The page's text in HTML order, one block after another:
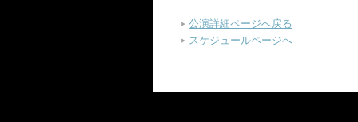
公演詳細ページへ戻る
スケジュールページへ